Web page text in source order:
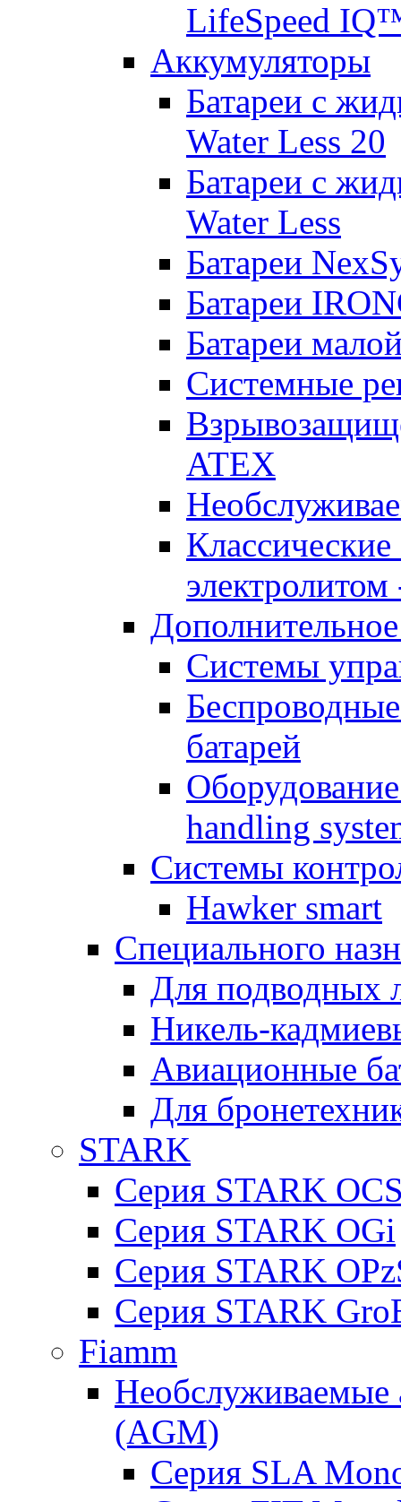
LifeSpeed
Аккумуляторы
Батареи с
Water Less 20
Батареи с
Water Less
Батареи
Батареи
Батареи
Системные
ATEX
Системы
батарей
handling
Системы
Hawker smart
Специального
Для подводных
Никель-
Авиационные
Для
STARK
Серия STARK
Серия STARK OGi
Серия STARK
Серия STARK
Fiamm
Необслуживаемые
(AGM)
Серия SLA